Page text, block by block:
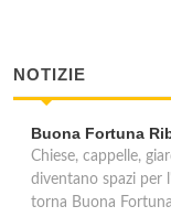
NOTIZIE
Buona Fortuna
Chiese, cappelle,
diventano spazi per
torna Buona